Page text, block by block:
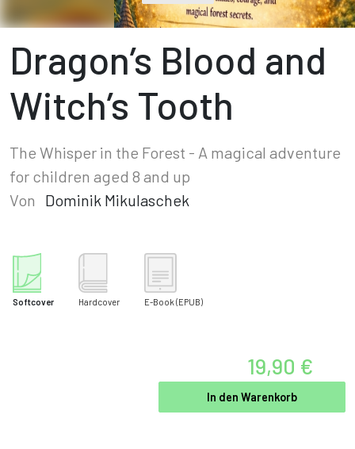
Dragon’s Blood and
Witch’s Tooth
The Whisper in the Forest - A magical adventure
for children aged 8 and up
Von
Dominik Mikulaschek
Softcover Hardcover E-Book (EPUB)
19,90 €
In den Warenkorb